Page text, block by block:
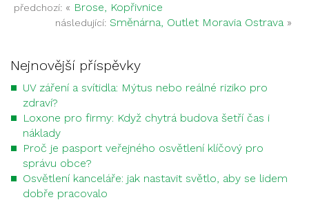
předchozí: « Brose, Kopřivnice
následující: Směnárna, Outlet Moravia Ostrava»
Nejnovější příspěvky
UV záření a svítidla: Mýtus nebo reálné riziko pro
zdraví?
Loxone pro firmy: Když chytrá budova šetří čas i
náklady
Proč je pasport veřejného osvětlení klíčový pro
správu obce?
Osvětlení kanceláře: jak nastavit světlo, aby se lidem
dobře pracovalo